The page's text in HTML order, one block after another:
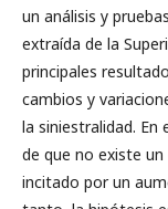
un análisis y
extraída de la
principales
cambios y
la siniestralidad. En
de que no existe
incitado por un